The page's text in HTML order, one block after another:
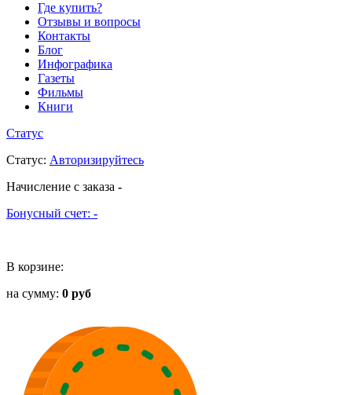
Где купить?
Отзывы и вопросы
Контакты
Блог
Инфографика
Газеты
Фильмы
Книги
Статус
Статус: Авторизируйтесь
Начисление с заказа -
Бонусный счет: -
В корзине:
на сумму: 0 руб